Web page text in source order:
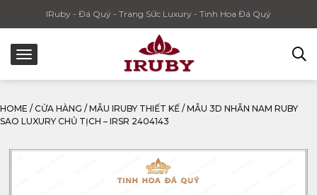
IRuby - Đá Quý - Trang Sức Luxury - Tinh Hoa Đá Quý
HOME / CỬA HÀNG / MẪU IRUBY THIẾT KẾ / MẪU 3D NHẪN NAM RUBY
SAO LUXURY CHỦ TỊCH – IRSR 2404143